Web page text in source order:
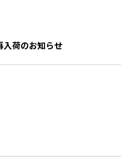
入荷のお知らせ